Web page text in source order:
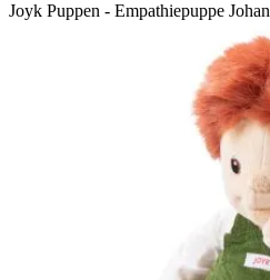
Joyk Puppen - Empathiepuppe Johan